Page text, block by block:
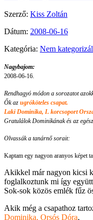
Szerző: Kiss Zoltán
Dátum: 2008-06-16
Kategória: Nem
Nagybajom:
2008-06-16.
Rendhagyó módon a sorozatot
Ők az ugróköteles csapat.
Laki Dominika, I. korcsoport
Gratulálok Dominikának és az
Olvassák a tanárnő sorait:
Kaptam egy nagyon aranyos képet
Akikkel már nagyon kicsi
foglalkoztunk mi így
Sok-sok közös emlék fűz
Akik még a csapathoz
Dominika, Orsós Dóra,